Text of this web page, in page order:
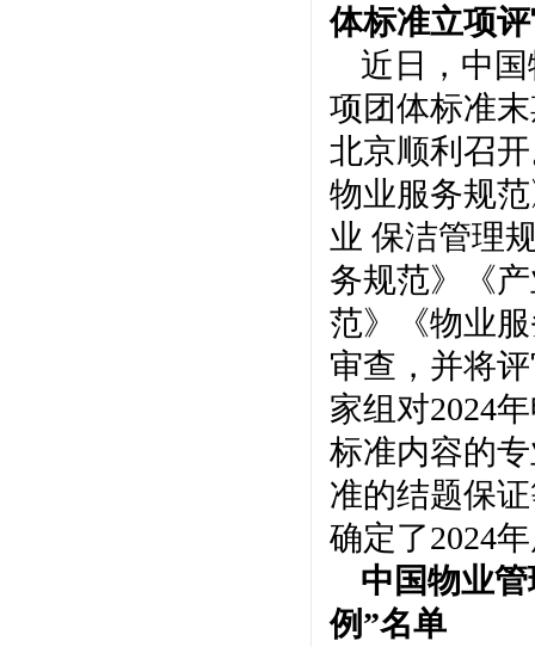
体标准立项
近日，中
项团体标准
北京顺利召
物业服务规
业 保洁管理
务规范》《
范》《物业
审查，并将
家组对2024
标准内容的
准的结题保
确定了2024
中国物业
例”名单